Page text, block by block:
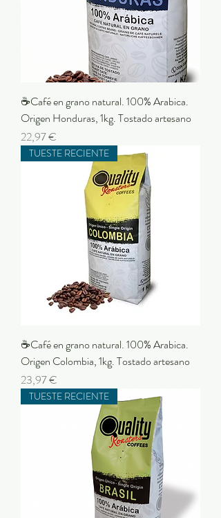
☕Café en grano natural. 100% Arabica.
Origen Honduras, 1kg. Tostado artesano
Precio
22,97 €
TUESTE RECIENTE
☕Café en grano natural. 100% Arabica.
Origen Colombia, 1kg. Tostado artesano
Precio
23,97 €
TUESTE RECIENTE